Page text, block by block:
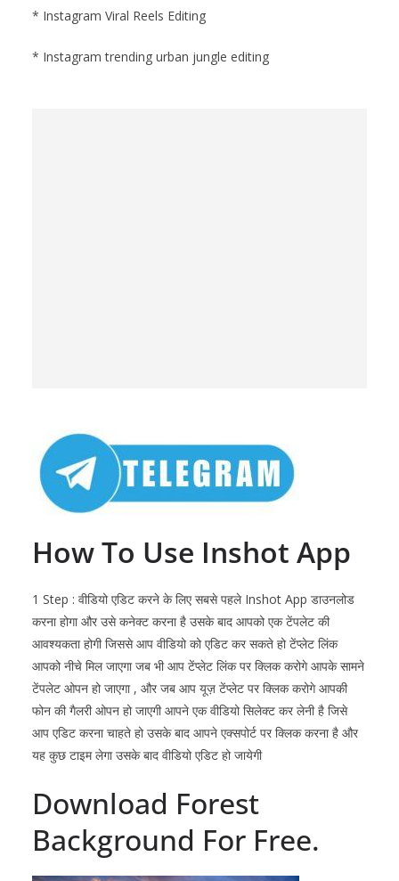
* Instagram Viral Reels Editing
* Instagram trending urban jungle editing
How To Use Inshot App
1 Step : वीडियो एडिट करने के लिए सबसे पहले Inshot App डाउनलोड
करना होगा और उसे कनेक्ट करना है उसके बाद आपको एक टेंपलेट की
आवश्यकता होगी जिससे आप वीडियो को एडिट कर सकते हो टेंप्लेट लिंक
आपको नीचे मिल जाएगा जब भी आप टेंप्लेट लिंक पर क्लिक करोगे आपके सामने
टेंपलेट ओपन हो जाएगा , और जब आप यूज़ टेंप्लेट पर क्लिक करोगे आपकी
फोन की गैलरी ओपन हो जाएगी आपने एक वीडियो सिलेक्ट कर लेनी है जिसे
आप एडिट करना चाहते हो उसके बाद आपने एक्सपोर्ट पर क्लिक करना है और
यह कुछ टाइम लेगा उसके बाद वीडियो एडिट हो जायेगी
Download Forest
Background For Free.